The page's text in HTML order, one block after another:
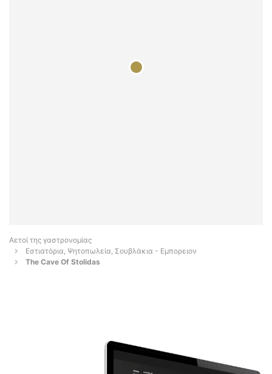
Αετοί της γαστρονομίας
Εστιατόρια, Ψητοπωλεία, Σουβλάκια - Εμπορειον
The Cave Of Stolidas